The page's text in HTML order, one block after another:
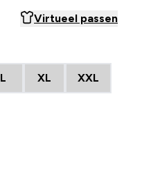
Virtueel passen
L XL XXL